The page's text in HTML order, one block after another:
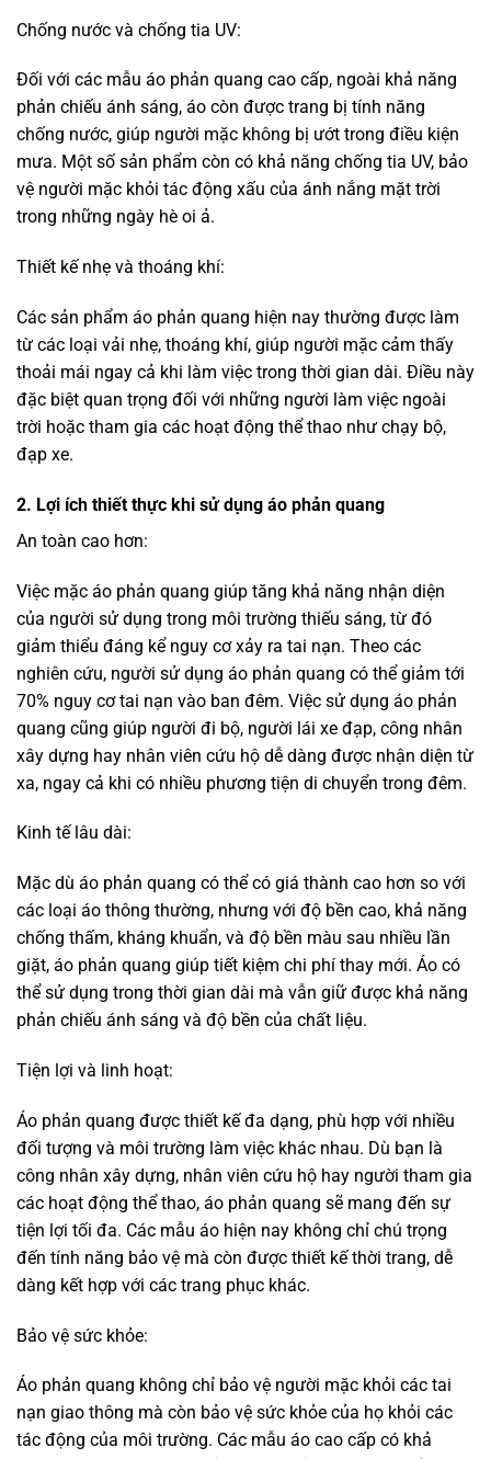
của người sử dụng trong môi trường thiếu sáng, từ đó
giảm thiểu đáng kể nguy cơ xảy ra tai nạn. Theo các
nghiên cứu, người sử dụng áo phản quang có thể giảm tới
70% nguy cơ tai nạn vào ban đêm. Việc sử dụng áo phản
quang cũng giúp người đi bộ, người lái xe đạp, công nhân
xây dựng hay nhân viên cứu hộ dễ dàng được nhận diện từ
xa, ngay cả khi có nhiều phương tiện di chuyển trong đêm.
Kinh tế lâu dài:
Mặc dù áo phản quang có thể có giá thành cao hơn so với
các loại áo thông thường, nhưng với độ bền cao, khả năng
chống thấm, kháng khuẩn, và độ bền màu sau nhiều lần
giặt, áo phản quang giúp tiết kiệm chi phí thay mới. Áo có
thể sử dụng trong thời gian dài mà vẫn giữ được khả năng
phản chiếu ánh sáng và độ bền của chất liệu.
Tiện lợi và linh hoạt:
Áo phản quang được thiết kế đa dạng, phù hợp với nhiều
đối tượng và môi trường làm việc khác nhau. Dù bạn là
công nhân xây dựng, nhân viên cứu hộ hay người tham gia
các hoạt động thể thao, áo phản quang sẽ mang đến sự
tiện lợi tối đa. Các mẫu áo hiện nay không chỉ chú trọng
đến tính năng bảo vệ mà còn được thiết kế thời trang, dễ
dàng kết hợp với các trang phục khác.
nạn giao thông mà còn bảo vệ sức khỏe của họ khỏi các
tác động của môi trường. Các mẫu áo cao cấp có khả
năng chống tia UV giúp bảo vệ da khỏi các tác hại của ánh
nắng mặt trời, trong khi tính năng chống nước giữ cho
người mặc luôn khô ráo và thoải mái dù trong điều kiện
thời tiết khắc nghiệt.
Kết luận:
Áo phản quang mang lại nhiều tính năng và lợi ích thiết
thực cho người sử dụng. Không chỉ giúp bảo vệ an toàn
trong môi trường làm việc và tham gia giao thông, áo phản
quang còn là một giải pháp tiết kiệm chi phí lâu dài, tiện lợi
và bảo vệ sức khỏe người sử dụng. Với sự phát triển của
công nghệ và thiết kế, áo phản quang hiện nay không chỉ
đáp ứng yêu cầu an toàn mà còn trở thành một phần